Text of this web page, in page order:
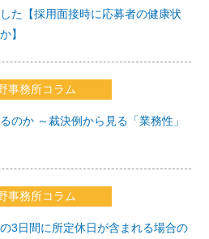
た【採用面接時に応募者の健康状
】
事務所コラム
のか ～裁決例から見る「業務性」
事務所コラム
3日間に所定休日が含まれる場合の